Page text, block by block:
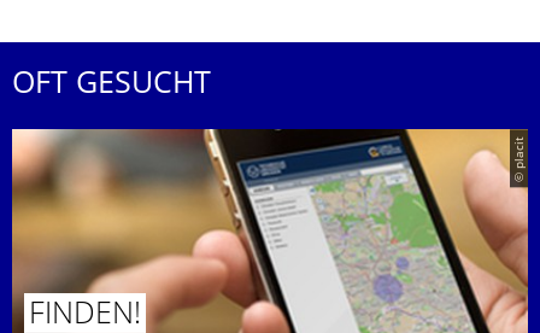
OFT GESUCHT
© placit
FINDEN!